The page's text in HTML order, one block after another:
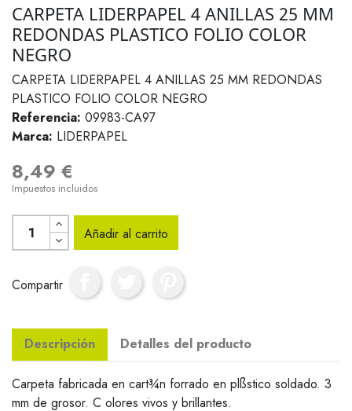
CARPETA LIDERPAPEL 4 ANILLAS 25 MM
REDONDAS PLASTICO FOLIO COLOR
NEGRO
CARPETA LIDERPAPEL 4 ANILLAS 25 MM REDONDAS
PLASTICO FOLIO COLOR NEGRO
Referencia: 09983-CA97
Marca: LIDERPAPEL
8,49 €
Impuestos incluidos
Añadir al carrito
Compartir
Descripción Detalles del producto
Carpeta fabricada en cart¾n forrado en plßstico soldado. 3
mm de grosor. C olores vivos y brillantes.